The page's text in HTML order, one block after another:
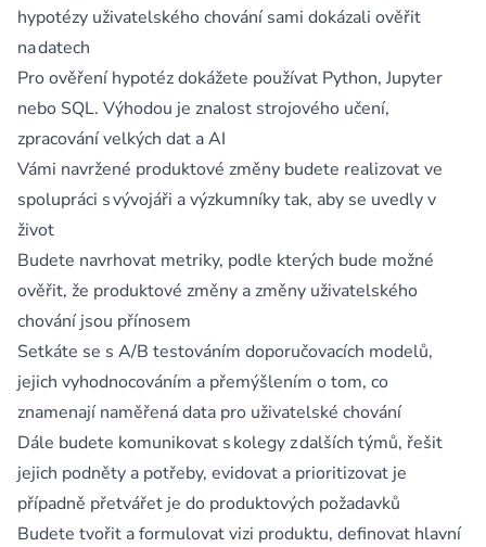
hypotézy uživatelského chování sami dokázali ověřit
na datech
Pro ověření hypotéz dokážete používat Python, Jupyter
nebo SQL. Výhodou je znalost strojového učení,
zpracování velkých dat a AI
Vámi navržené produktové změny budete realizovat ve
spolupráci s vývojáři a výzkumníky tak, aby se uvedly v
život
Budete navrhovat metriky, podle kterých bude možné
ověřit, že produktové změny a změny uživatelského
chování jsou přínosem
Setkáte se s A/B testováním doporučovacích modelů,
jejich vyhodnocováním a přemýšlením o tom, co
znamenají naměřená data pro uživatelské chování
Dále budete komunikovat s kolegy z dalších týmů, řešit
jejich podněty a potřeby, evidovat a prioritizovat je
případně přetvářet je do produktových požadavků
Budete tvořit a formulovat vizi produktu, definovat hlavní